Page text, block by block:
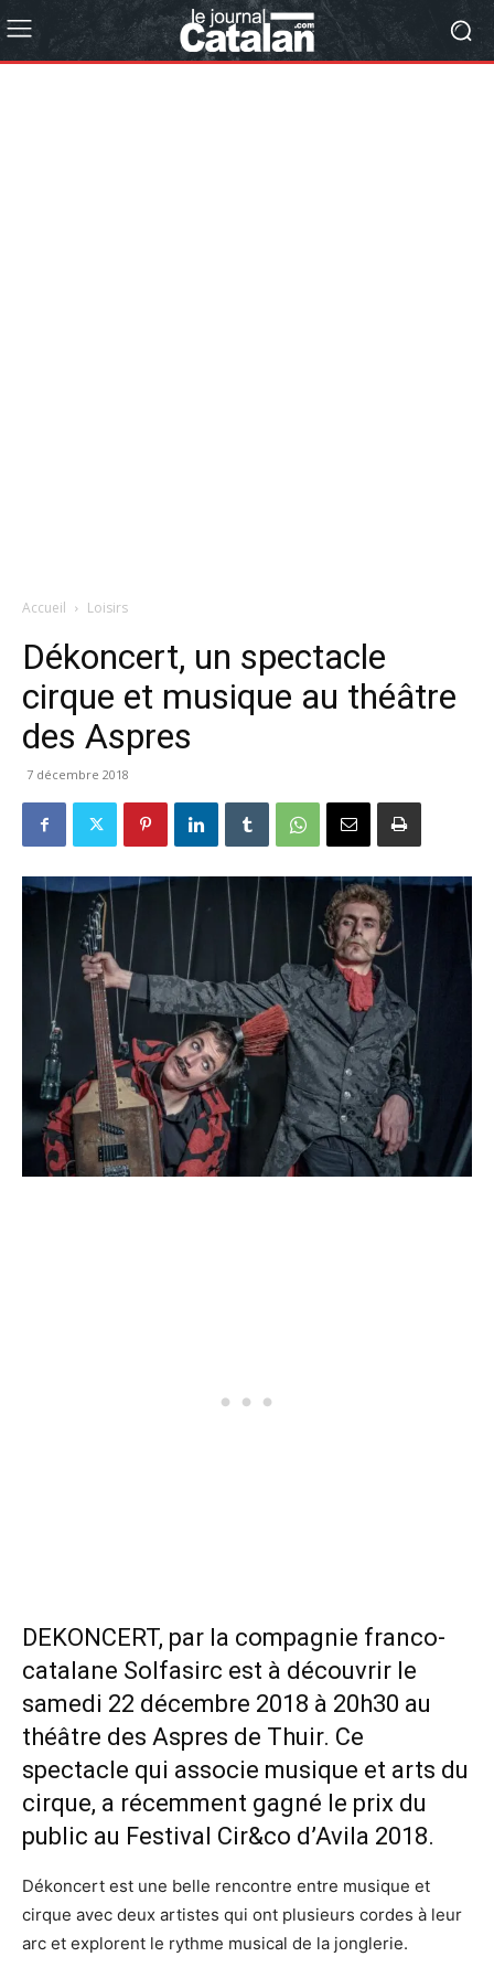
Accueil Loisirs
Dékoncert, un spectacle
cirque et musique au théâtre
des Aspres
7 décembre 2018
DEKONCERT, par la compagnie franco-
catalane Solfasirc est à découvrir le
samedi 22 décembre 2018 à 20h30 au
théâtre des Aspres de Thuir. Ce
spectacle qui associe musique et arts du
cirque, a récemment gagné le prix du
public au Festival Cir&co d’Avila 2018.
Dékoncert est une belle rencontre entre musique et
cirque avec deux artistes qui ont plusieurs cordes à leur
arc et explorent le rythme musical de la jonglerie.